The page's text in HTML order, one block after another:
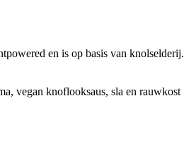
en is op basis van knolselderij.
vegan knoflooksaus, sla en rauwkost